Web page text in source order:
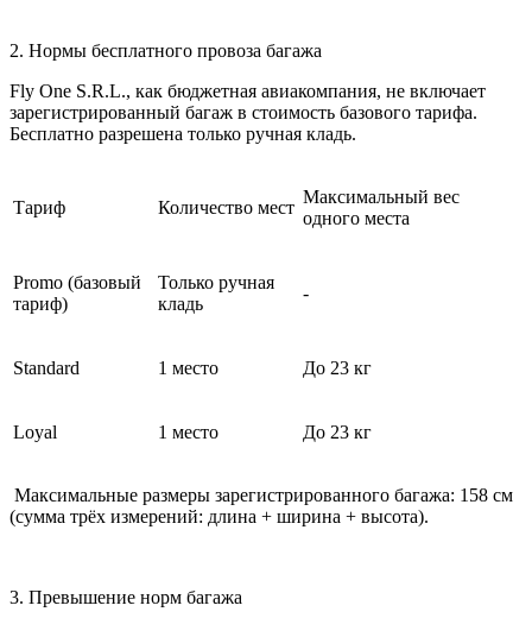
2. Нормы бесплатного провоза багажа
Fly One S.R.L., как бюджетная авиакомпания, не включает
зарегистрированный багаж в стоимость базового тарифа.
Бесплатно разрешена только ручная кладь.
Тариф Количество мест
Максимальный вес
одного места
Promo (базовый
тариф)
Только ручная
кладь
-
Standard 1 место До 23 кг
Loyal 1 место До 23 кг
Максимальные размеры зарегистрированного багажа: 158 см
(сумма трёх измерений: длина + ширина + высота).
3. Превышение норм багажа